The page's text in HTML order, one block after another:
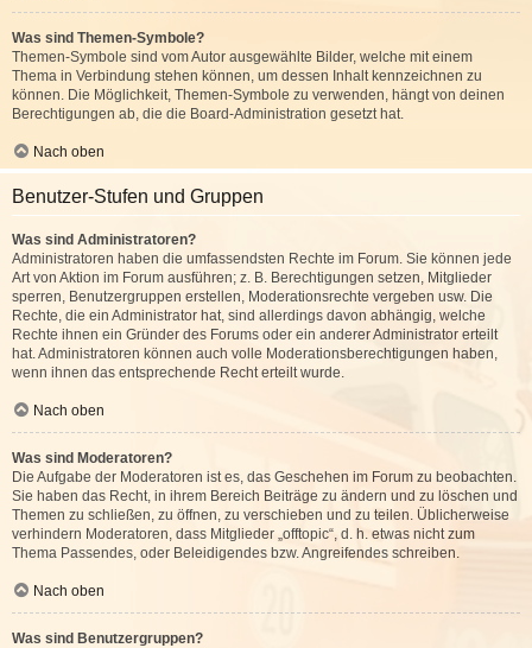
Was sind Themen-Symbole?
Themen-Symbole sind vom Autor ausgewählte Bilder, welche mit einem
Thema in Verbindung stehen können, um dessen Inhalt kennzeichnen zu
können. Die Möglichkeit, Themen-Symbole zu verwenden, hängt von deinen
Berechtigungen ab, die die Board-Administration gesetzt hat.
Nach oben
Benutzer-Stufen und Gruppen
Was sind Administratoren?
Administratoren haben die umfassendsten Rechte im Forum. Sie können jede
Art von Aktion im Forum ausführen; z. B. Berechtigungen setzen, Mitglieder
sperren, Benutzergruppen erstellen, Moderationsrechte vergeben usw. Die
Rechte, die ein Administrator hat, sind allerdings davon abhängig, welche
Rechte ihnen ein Gründer des Forums oder ein anderer Administrator erteilt
hat. Administratoren können auch volle Moderationsberechtigungen haben,
wenn ihnen das entsprechende Recht erteilt wurde.
Nach oben
Was sind Moderatoren?
Die Aufgabe der Moderatoren ist es, das Geschehen im Forum zu beobachten.
Sie haben das Recht, in ihrem Bereich Beiträge zu ändern und zu löschen und
Themen zu schließen, zu öffnen, zu verschieben und zu teilen. Üblicherweise
verhindern Moderatoren, dass Mitglieder „offtopic“, d. h. etwas nicht zum
Thema Passendes, oder Beleidigendes bzw. Angreifendes schreiben.
Nach oben
Was sind Benutzergruppen?